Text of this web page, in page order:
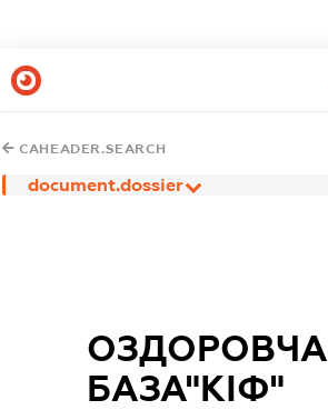
CAHEADER.SEARCH
document.dossier
ОЗДОРОВЧА
БАЗА"КІФ"